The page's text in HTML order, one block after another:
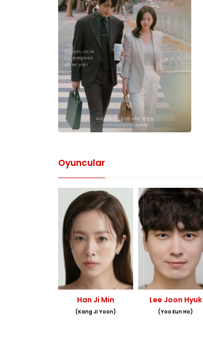
Oyuncular
Han Ji Min
(Kang Ji Yoon)
Lee Joon Hyuk
(Yoo Eun Ho)